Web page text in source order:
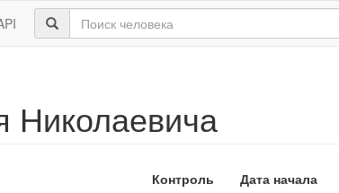
Николаевича
Контроль Дата начала